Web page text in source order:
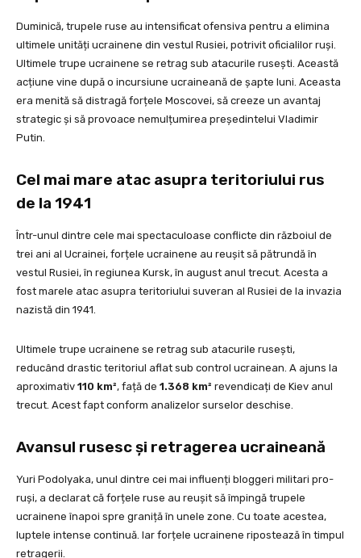
Duminică, trupele ruse au intensificat ofensiva pentru a elimina
ultimele unități ucrainene din vestul Rusiei, potrivit oficialilor ruși.
Ultimele trupe ucrainene se retrag sub atacurile rusești. Această
acțiune vine după o incursiune ucraineană de șapte luni. Aceasta
era menită să distragă forțele Moscovei, să creeze un avantaj
strategic și să provoace nemulțumirea președintelui Vladimir
Putin.
Cel mai mare atac asupra teritoriului rus
de la 1941
Într-unul dintre cele mai spectaculoase conflicte din războiul de
trei ani al Ucrainei, forțele ucrainene au reușit să pătrundă în
vestul Rusiei, în regiunea Kursk, în august anul trecut. Acesta a
fost marele atac asupra teritoriului suveran al Rusiei de la invazia
nazistă din 1941.
Ultimele trupe ucrainene se retrag sub atacurile rusești,
reducând drastic teritoriul aflat sub control ucrainean. A ajuns la
aproximativ 110 km², față de 1.368 km² revendicați de Kiev anul
trecut. Acest fapt conform analizelor surselor deschise.
Avansul rusesc și retragerea ucraineană
Yuri Podolyaka, unul dintre cei mai influenți bloggeri militari pro-
ruși, a declarat că forțele ruse au reușit să împingă trupele
ucrainene înapoi spre graniță în unele zone. Cu toate acestea,
luptele intense continuă. Iar forțele ucrainene ripostează în timpul
retragerii.